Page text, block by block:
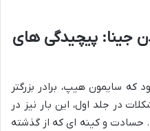
جینا: پیچیدگی های
سایمون هیپ، برادر بزرگتر
در جلد اول، این بار نیز در
حسادت و کینه ای که از گذشته